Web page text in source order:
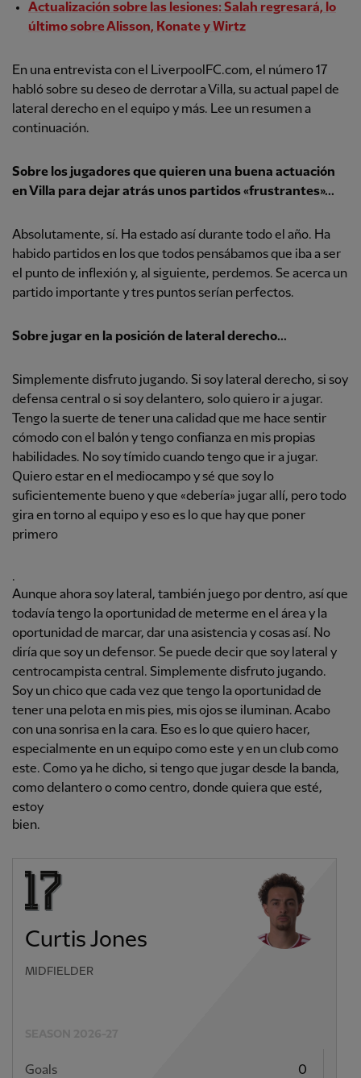
Actualización sobre las lesiones: Salah regresará, lo
último sobre Alisson, Konate y Wirtz
En una entrevista con el LiverpoolFC.com, el número 17
habló sobre su deseo de derrotar a Villa, su actual papel de
lateral derecho en el equipo y más. Lee un resumen a
continuación.
Sobre los jugadores que quieren una buena actuación
en Villa para dejar atrás unos partidos «frustrantes»...
Absolutamente, sí. Ha estado así durante todo el año. Ha
habido partidos en los que todos pensábamos que iba a ser
el punto de inflexión y, al siguiente, perdemos. Se acerca un
partido importante y tres puntos serían perfectos.
Sobre jugar en la posición de lateral derecho...
Simplemente disfruto jugando. Si soy lateral derecho, si soy
defensa central o si soy delantero, solo quiero ir a jugar.
Tengo la suerte de tener una calidad que me hace sentir
cómodo con el balón y tengo confianza en mis propias
habilidades. No soy tímido cuando tengo que ir a jugar.
Quiero estar en el mediocampo y sé que soy lo
suficientemente bueno y que «debería» jugar allí, pero todo
gira en torno al equipo y eso es lo que hay que poner
primero
.
Aunque ahora soy lateral, también juego por dentro, así que
todavía tengo la oportunidad de meterme en el área y la
oportunidad de marcar, dar una asistencia y cosas así. No
diría que soy un defensor. Se puede decir que soy lateral y
centrocampista central. Simplemente disfruto jugando.
Soy un chico que cada vez que tengo la oportunidad de
tener una pelota en mis pies, mis ojos se iluminan. Acabo
con una sonrisa en la cara. Eso es lo que quiero hacer,
especialmente en un equipo como este y en un club como
este. Como ya he dicho, si tengo que jugar desde la banda,
como delantero o como centro, donde quiera que esté,
estoy
bien.
Curtis Jones
MIDFIELDER
Goals 0